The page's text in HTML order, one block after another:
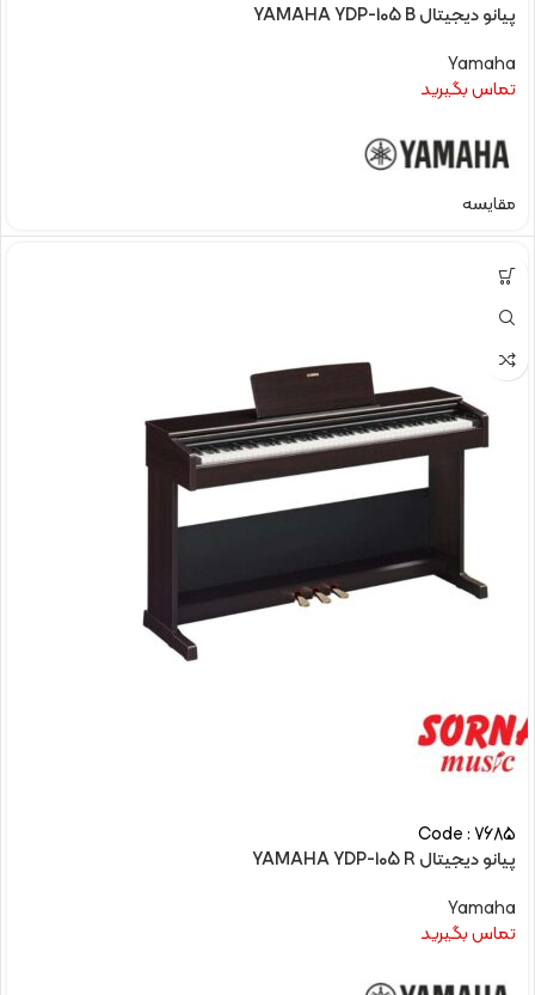
پیانو دیجیتال YAMAHA YDP-105 B
Yamaha
تماس بگیرید
مقایسه
Code : 7685
پیانو دیجیتال YAMAHA YDP-105 R
Yamaha
تماس بگیرید